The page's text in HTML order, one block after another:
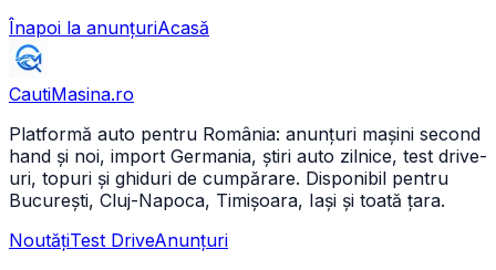
Înapoi la anunțuriAcasă
CautiMasina.ro
Platformă auto pentru România: anunțuri mașini second
hand și noi, import Germania, știri auto zilnice, test drive-
uri, topuri și ghiduri de cumpărare. Disponibil pentru
București, Cluj-Napoca, Timișoara, Iași și toată țara.
NoutățiTest DriveAnunțuri